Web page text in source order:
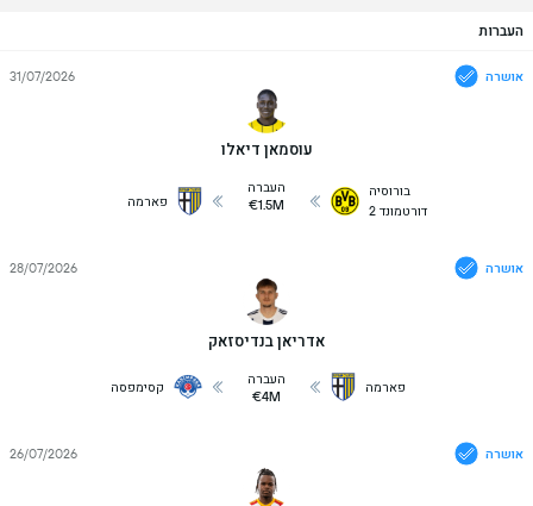
העברות
אושרה
עוסמאן דיאלו
31/07/2026
בורוסיה
דורטמונד 2
העברה
€1.5M
פארמה
אושרה
אדריאן בנדיסזאק
28/07/2026
פארמה
העברה
€4M
קסימפסה
אושרה 26/07/2026